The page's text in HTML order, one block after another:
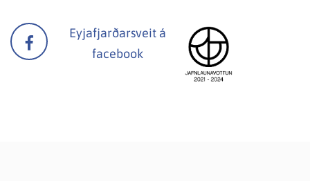
Eyjafjarðarsveit á
facebook